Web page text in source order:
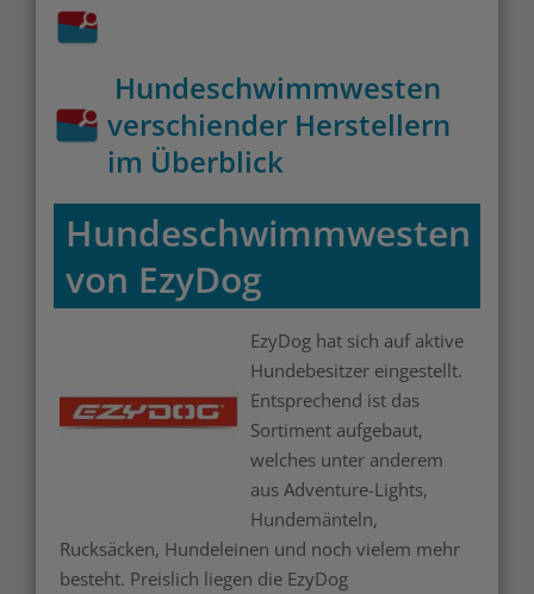
Hundeschwimmwesten
verschiender Herstellern
im Überblick
Hundeschwimmwesten
von EzyDog
EzyDog hat sich auf aktive
Hundebesitzer eingestellt.
Entsprechend ist das
Sortiment aufgebaut,
welches unter anderem
aus Adventure-Lights,
Hundemänteln,
Rucksäcken, Hundeleinen und noch vielem mehr
besteht. Preislich liegen die EzyDog